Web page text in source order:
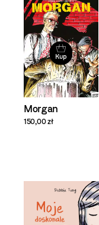
Kup
Morgan
150,00 zł